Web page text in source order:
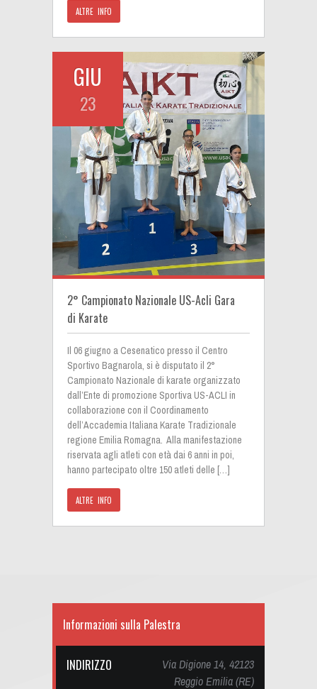
ALTRE INFO
GIU
23
2° Campionato Nazionale US-Acli Gara
di Karate
Il 06 giugno a Cesenatico presso il Centro
Sportivo Bagnarola, si è disputato il 2°
Campionato Nazionale di karate organizzato
dall’Ente di promozione Sportiva US-ACLI in
collaborazione con il Coordinamento
dell’Accademia Italiana Karate Tradizionale
regione Emilia Romagna. Alla manifestazione
riservata agli atleti con età dai 6 anni in poi,
hanno partecipato oltre 150 atleti delle […]
ALTRE INFO
Informazioni sulla Palestra
INDIRIZZO
Via Digione 14, 42123
Reggio Emilia (RE)